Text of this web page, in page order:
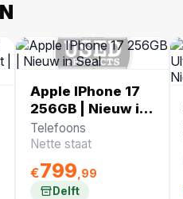
Apple IPhone 17
256GB | Nieuw in
Seal
Telefoons
Nette staat
€799 ,99
Delft